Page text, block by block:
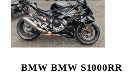
BMW BMW S1000RR